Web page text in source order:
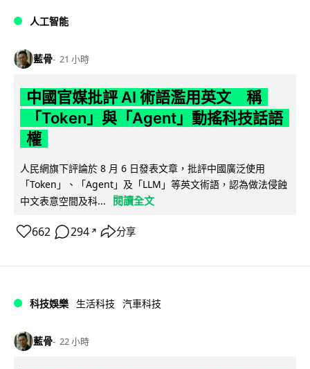
人工智能
藍骨 21 小時
中國官媒批評 AI 術語濫用英文 稱
「Token」與「Agent」動搖科技話語
權
人民網旗下評論於 8 月 6 日發表文章，批評中國廣泛使用
「Token」、「Agent」及「LLM」等英文術語，認為做法侵蝕
中文表意空間及科...
閱讀全文
662 294 ↗ 分享
科技娛樂 生活科技 汽車科技
藍骨 22 小時